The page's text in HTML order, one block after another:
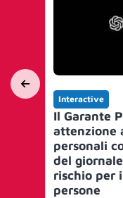
Interactive
Il Garante
attenzione
personali
del
rischio per
persone